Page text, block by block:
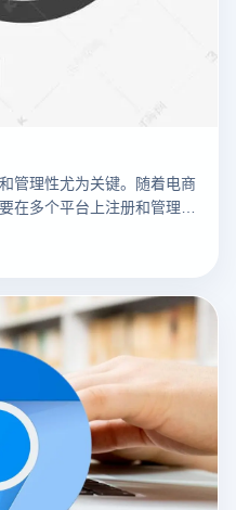
管理性尤为关键。随着电商
在多个平台上注册和管理多
带来了便利，但也伴随着账
决这些问题，浏览器多开技